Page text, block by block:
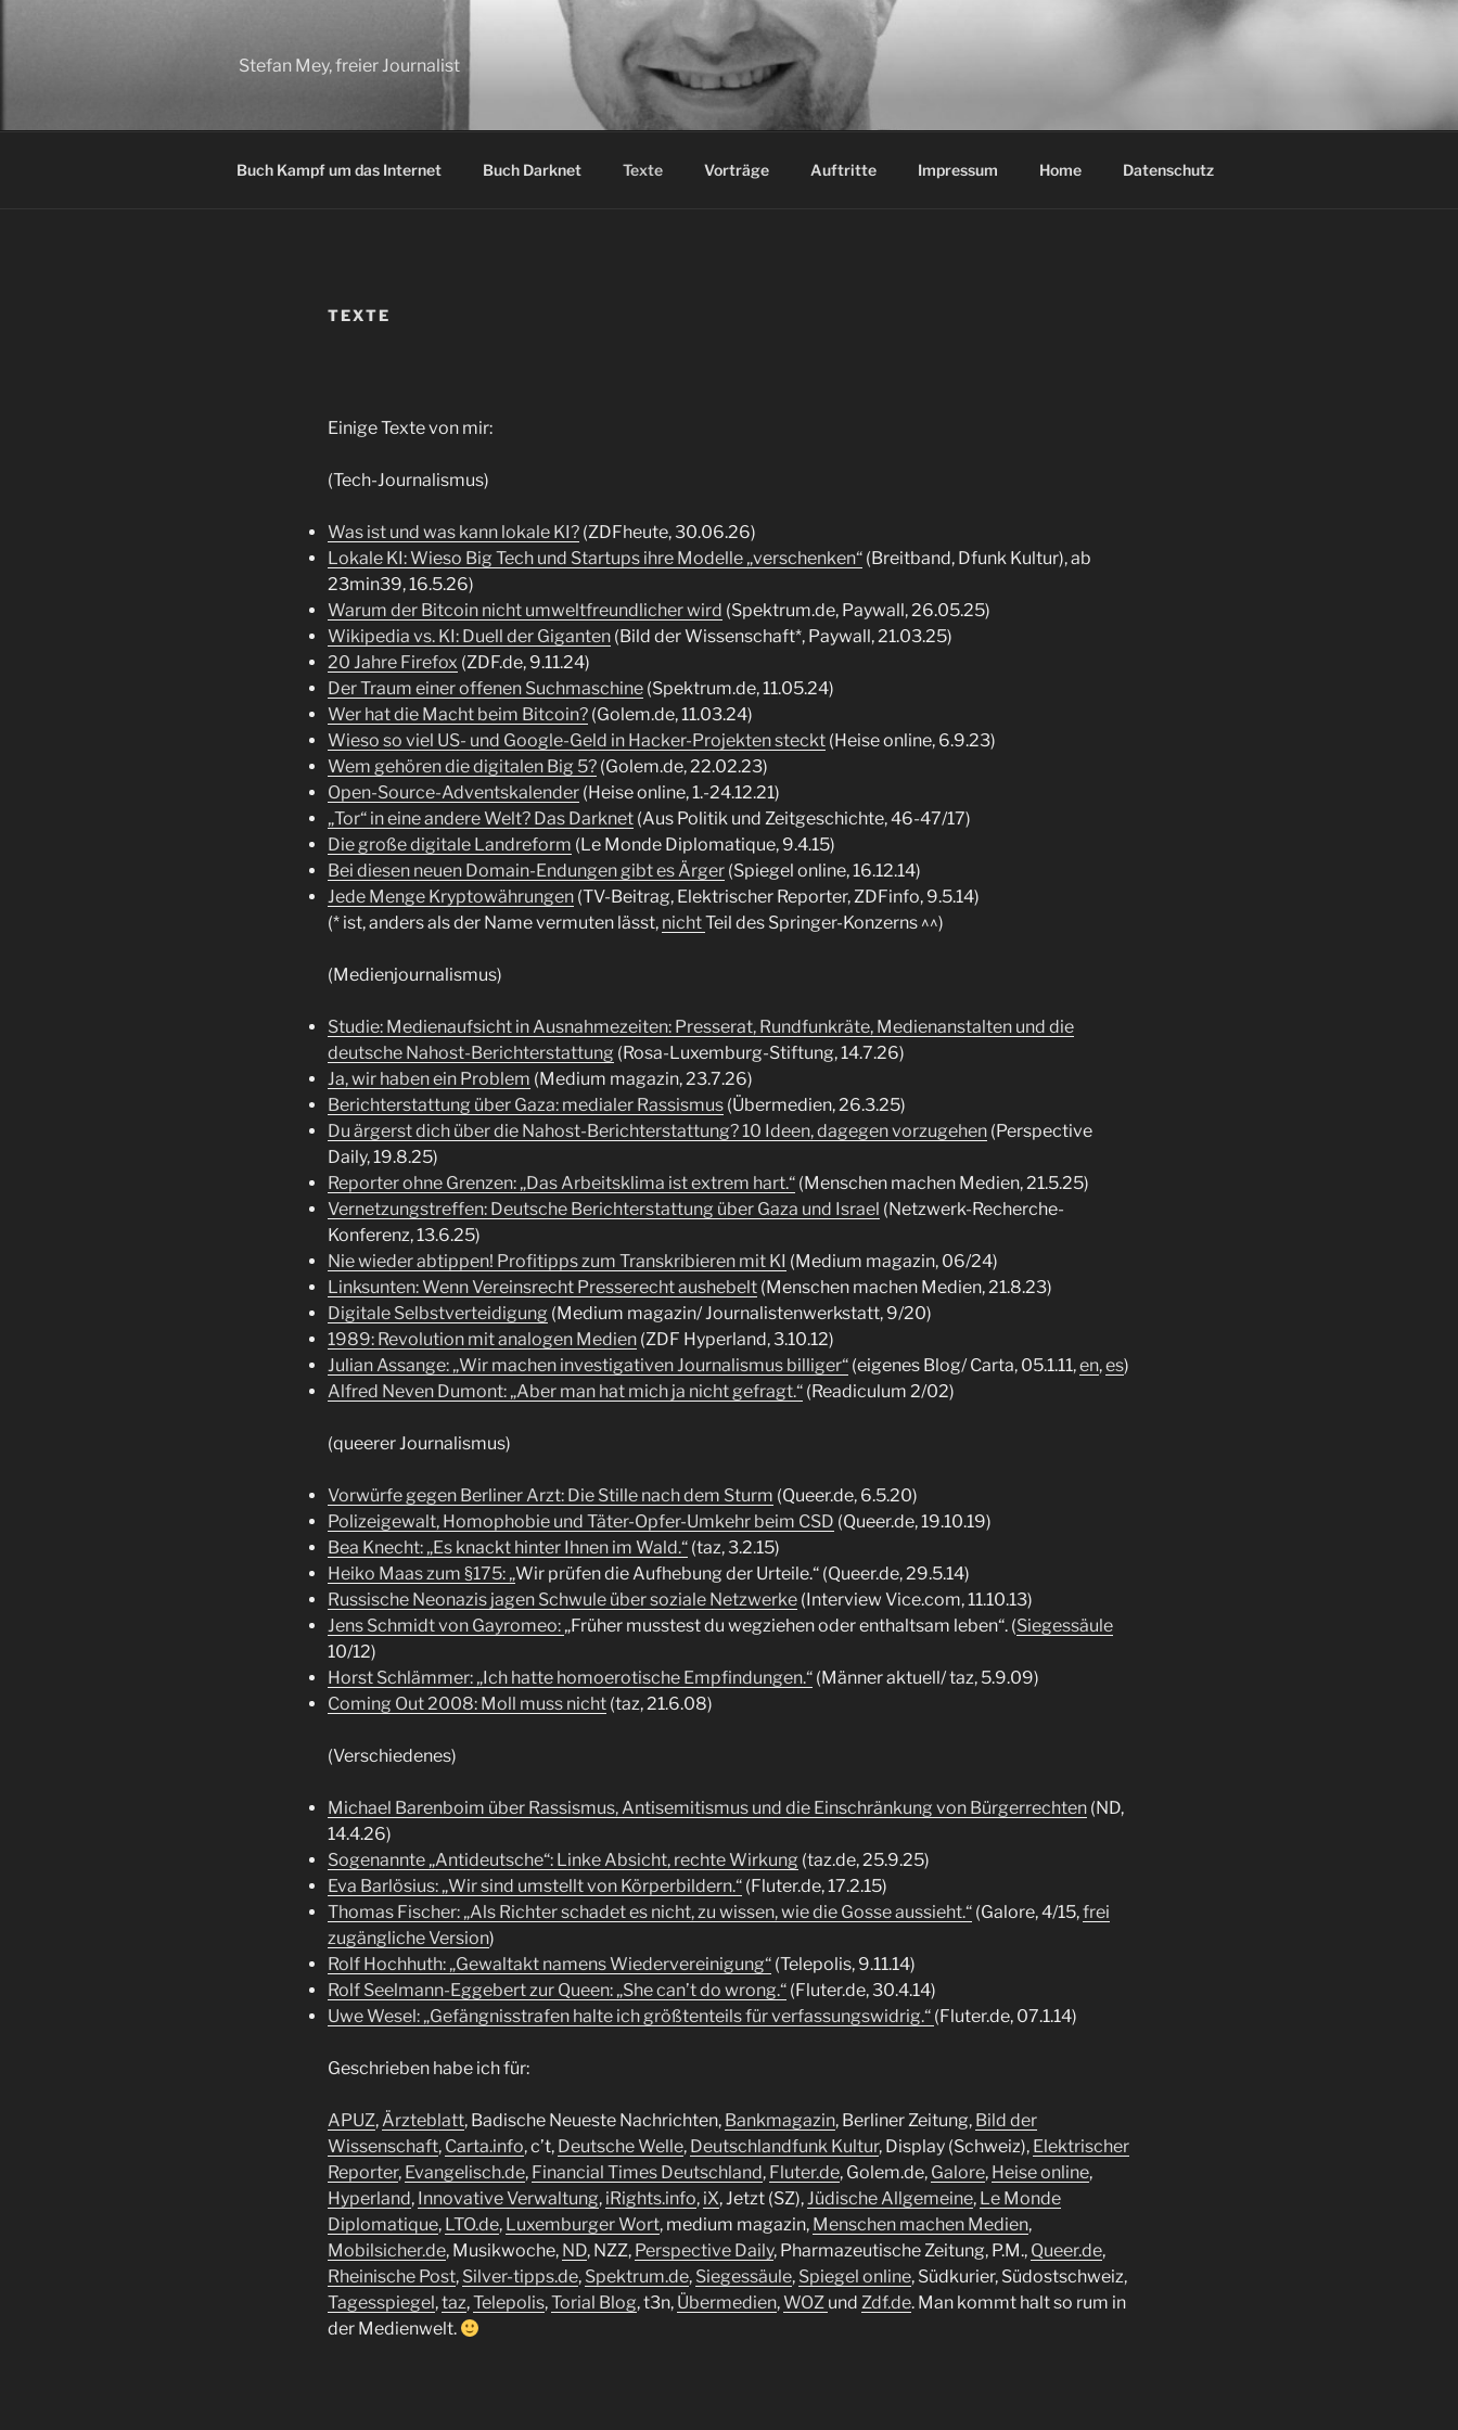
Stefan Mey, freier Journalist
Buch Kampf um das Internet Buch Darknet Texte Vorträge Auftritte Impressum Home Datenschutz
TEXTE
Einige Texte von mir:
(Tech-Journalismus)
Was ist und was kann lokale KI? (ZDFheute, 30.06.26)
Lokale KI: Wieso Big Tech und Startups ihre Modelle „verschenken“ (Breitband, Dfunk Kultur), ab
23min39, 16.5.26)
Warum der Bitcoin nicht umweltfreundlicher wird (Spektrum.de, Paywall, 26.05.25)
Wikipedia vs. KI: Duell der Giganten (Bild der Wissenschaft*, Paywall, 21.03.25)
20 Jahre Firefox (ZDF.de, 9.11.24)
Der Traum einer offenen Suchmaschine (Spektrum.de, 11.05.24)
Wer hat die Macht beim Bitcoin? (Golem.de, 11.03.24)
Wieso so viel US- und Google-Geld in Hacker-Projekten steckt (Heise online, 6.9.23)
Wem gehören die digitalen Big 5? (Golem.de, 22.02.23)
Open-Source-Adventskalender (Heise online, 1.-24.12.21)
„Tor“ in eine andere Welt? Das Darknet (Aus Politik und Zeitgeschichte, 46-47/17)
Die große digitale Landreform (Le Monde Diplomatique, 9.4.15)
Bei diesen neuen Domain-Endungen gibt es Ärger (Spiegel online, 16.12.14)
Jede Menge Kryptowährungen (TV-Beitrag, Elektrischer Reporter, ZDFinfo, 9.5.14)
(* ist, anders als der Name vermuten lässt, nichtTeil des Springer-Konzerns ^^)
(Medienjournalismus)
Studie: Medienaufsicht in Ausnahmezeiten: Presserat, Rundfunkräte, Medienanstalten und die
deutsche Nahost-Berichterstattung (Rosa-Luxemburg-Stiftung, 14.7.26)
Ja, wir haben ein Problem (Medium magazin, 23.7.26)
Berichterstattung über Gaza: medialer Rassismus (Übermedien, 26.3.25)
Du ärgerst dich über die Nahost-Berichterstattung? 10 Ideen, dagegen vorzugehen (Perspective
Daily, 19.8.25)
Reporter ohne Grenzen: „Das Arbeitsklima ist extrem hart.“ (Menschen machen Medien, 21.5.25)
Vernetzungstreffen: Deutsche Berichterstattung über Gaza und Israel (Netzwerk-Recherche-
Konferenz, 13.6.25)
Nie wieder abtippen! Profitipps zum Transkribieren mit KI (Medium magazin, 06/24)
Linksunten: Wenn Vereinsrecht Presserecht aushebelt (Menschen machen Medien, 21.8.23)
Digitale Selbstverteidigung (Medium magazin/ Journalistenwerkstatt, 9/20)
1989: Revolution mit analogen Medien (ZDF Hyperland, 3.10.12)
Julian Assange: „Wir machen investigativen Journalismus billiger“ (eigenes Blog/ Carta, 05.1.11,en,es)
Alfred Neven Dumont: „Aber man hat mich ja nicht gefragt.“ (Readiculum 2/02)
(queerer Journalismus)
Vorwürfe gegen Berliner Arzt: Die Stille nach dem Sturm (Queer.de, 6.5.20)
Polizeigewalt, Homophobie und Täter-Opfer-Umkehr beim CSD (Queer.de, 19.10.19)
Bea Knecht: „Es knackt hinter Ihnen im Wald.“ (taz, 3.2.15)
Heiko Maas zum §175: „Wir prüfen die Aufhebung der Urteile.“ (Queer.de, 29.5.14)
Russische Neonazis jagen Schwule über soziale Netzwerke (Interview Vice.com, 11.10.13)
Jens Schmidt von Gayromeo: „Früher musstest du wegziehen oder enthaltsam leben“. (Siegessäule
10/12)
Horst Schlämmer: „Ich hatte homoerotische Empfindungen.“ (Männer aktuell/ taz, 5.9.09)
Coming Out 2008: Moll muss nicht (taz, 21.6.08)
(Verschiedenes)
Michael Barenboim über Rassismus, Antisemitismus und die Einschränkung von Bürgerrechten (ND,
14.4.26)
Sogenannte „Antideutsche“: Linke Absicht, rechte Wirkung (taz.de, 25.9.25)
Eva Barlösius: „Wir sind umstellt von Körperbildern.“ (Fluter.de, 17.2.15)
Thomas Fischer: „Als Richter schadet es nicht, zu wissen, wie die Gosse aussieht.“ (Galore, 4/15,frei
zugängliche Version)
Rolf Hochhuth: „Gewaltakt namens Wiedervereinigung“ (Telepolis, 9.11.14)
Rolf Seelmann-Eggebert zur Queen: „She can’t do wrong.“ (Fluter.de, 30.4.14)
Uwe Wesel: „Gefängnisstrafen halte ich größtenteils für verfassungswidrig.“ (Fluter.de, 07.1.14)
Geschrieben habe ich für:
APUZ,Ärzteblatt, Badische Neueste Nachrichten, Bankmagazin, Berliner Zeitung, Bild der
Wissenschaft, Carta.info, c’t, Deutsche Welle, Deutschlandfunk Kultur, Display (Schweiz), Elektrischer
Reporter, Evangelisch.de, Financial Times Deutschland, Fluter.de, Golem.de, Galore, Heise online,
Hyperland, Innovative Verwaltung, iRights.info, iX, Jetzt (SZ),Jüdische Allgemeine, Le Monde
Diplomatique, LTO.de, Luxemburger Wort, medium magazin, Menschen machen Medien,
Mobilsicher.de, Musikwoche, ND, NZZ, Perspective Daily, Pharmazeutische Zeitung, P.M., Queer.de,
Rheinische Post, Silver-tipps.de, Spektrum.de, Siegessäule, Spiegel online, Südkurier, Südostschweiz,
Tagesspiegel,taz,Telepolis,Torial Blog, t3n, Übermedien,WOZ und Zdf.de. Man kommt halt so rum in
der Medienwelt.